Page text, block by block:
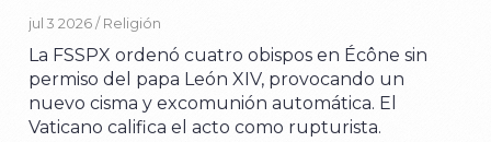
jul 3 2026 / Religión
La FSSPX ordenó cuatro obispos en Écône sin
permiso del papa León XIV, provocando un
nuevo cisma y excomunión automática. El
Vaticano califica el acto como rupturista.